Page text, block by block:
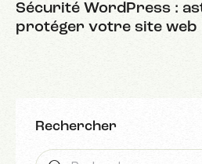
Sécurité WordPress :
protéger votre site web
Rechercher